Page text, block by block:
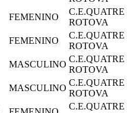
FEMENINO
C.E.QUATRE
ROTOVA
FEMENINO
C.E.QUATRE
ROTOVA
MASCULINO
C.E.QUATRE
ROTOVA
MASCULINO
C.E.QUATRE
ROTOVA
C.E.QUATRE